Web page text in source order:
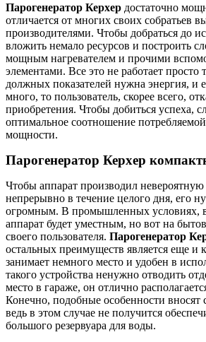
Парогенератор Керхер достаточно
отличается от многих своих собратьев
производителями. Чтобы добраться до
вложить немало ресурсов и построить
мощным нагревателем и прочими
элементами. Все это не работает просто
должных показателей нужна энергия, и
много, то пользователь, скорее всего,
приобретения. Чтобы добиться успеха,
оптимальное соотношение
мощности.
Парогенератор Керхер
Чтобы аппарат производил
непрерывно в течение целого дня, его
огромным. В промышленных условиях,
аппарат будет уместным, но вот на
своего пользователя. Парогенератор
остальных преимуществ является еще и
занимает немного место и удобен в
такого устройства ненужно отводить
место в гараже, он отлично
Конечно, подобные особенности вносят
ведь в этом случае не получится
большого резервуара для воды.